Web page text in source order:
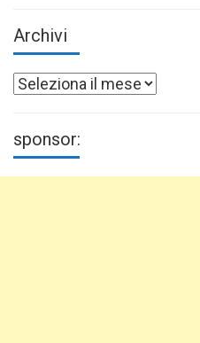
Archivi
Archivi
sponsor: